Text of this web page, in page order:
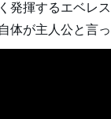
発揮するエベレ
体が主人公と言